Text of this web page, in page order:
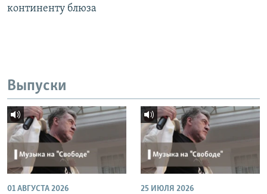
континенту блюза
Выпуски
01 АВГУСТА 2026 25 ИЮЛЯ 2026